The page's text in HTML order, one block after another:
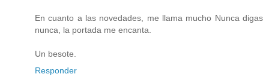
En cuanto a las novedades, me llama mucho Nunca digas
nunca, la portada me encanta.
Un besote.
Responder